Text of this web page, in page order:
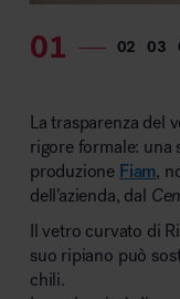
La trasparenza del
rigore formale: una
produzione Fiam,
dell’azienda, dal
Il vetro curvato di
suo ripiano può
chili.